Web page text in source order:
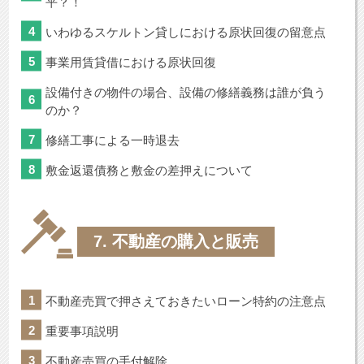
いわゆるスケルトン貸しにおける原状回復の留意点
事業用賃貸借における原状回復
設備付きの物件の場合、設備の修繕義務は誰が負う
のか？
修繕工事による一時退去
敷金返還債務と敷金の差押えについて
7. 不動産の購入と販売
不動産売買で押さえておきたいローン特約の注意点
重要事項説明
不動産売買の手付解除